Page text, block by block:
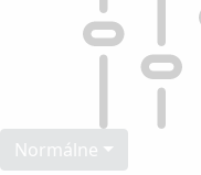
Normálne